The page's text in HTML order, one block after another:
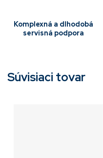
Komplexná a dlhodobá
servisná podpora
Súvisiaci tovar